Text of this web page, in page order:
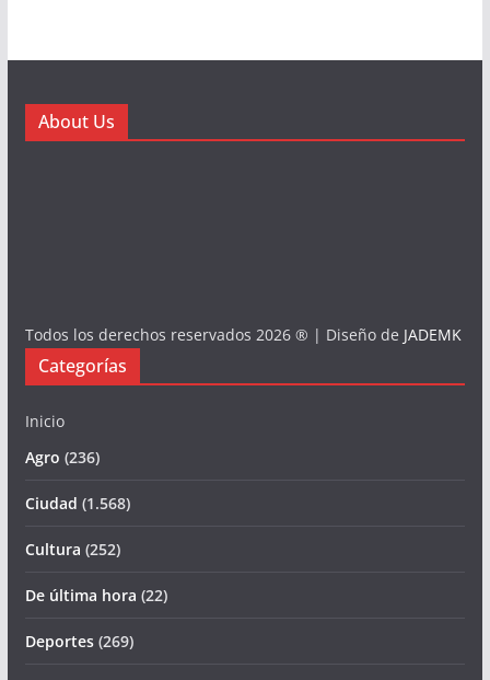
About Us
Todos los derechos reservados 2026 ® | Diseño de JADEMK
Categorías
Inicio
Agro (236)
Ciudad (1.568)
Cultura (252)
De última hora (22)
Deportes(269)